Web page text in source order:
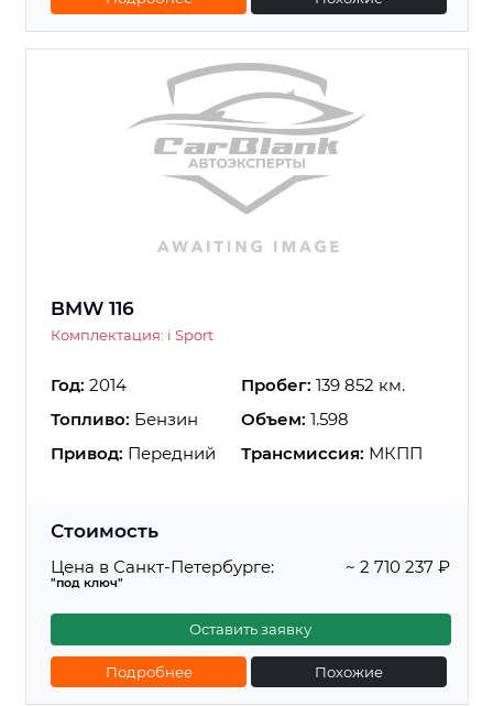
BMW 116
Комплектация: i Sport
Год: 2014 Пробег: 139 852 км.
Топливо: Бензин Объем: 1.598
Привод: Передний Трансмиссия: МКПП
Стоимость
Цена в Санкт-Петербурге:
"под ключ"
~ 2 710 237 ₽
Оставить заявку
Подробнее Похожие